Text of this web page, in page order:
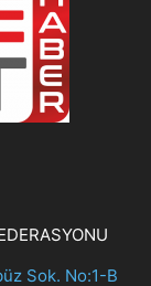
Sok. No:1-B